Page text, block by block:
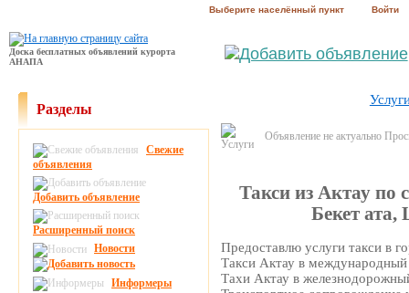
Выберите населённый пункт Войти
Доска бесплатных объявлений курорта
АНАПА
Объявление не актуально
Такси из Актау по
Бекет
Предоставлю услуги такси в
Такси Актау в международный
Тахи Актау в
Разделы
Свежие
объявления
Добавить объявление
Расширенный поиск
Новости
Информеры